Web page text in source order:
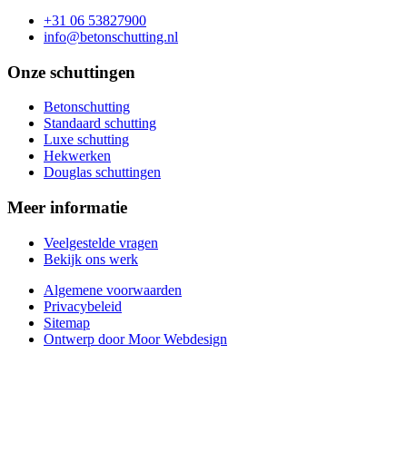
+31 06 53827900
info@betonschutting.nl
Onze schuttingen
Betonschutting
Standaard schutting
Luxe schutting
Hekwerken
Douglas schuttingen
Meer informatie
Veelgestelde vragen
Bekijk ons werk
Algemene voorwaarden
Privacybeleid
Sitemap
Ontwerp door Moor Webdesign